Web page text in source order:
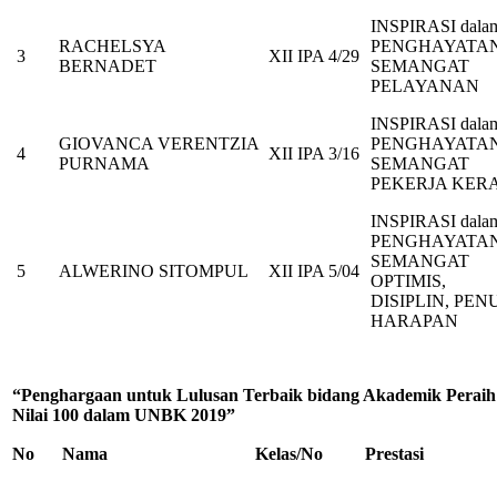
3
RACHELSYA
BERNADET
XII IPA 4/29
INSPIRASI
SEMANGAT
PELAYANAN
4
GIOVANCA VERENTZIA
PURNAMA
XII IPA 3/16
INSPIRASI
SEMANGAT
PEKERJA
5 ALWERINO SITOMPUL XII IPA 5/04
INSPIRASI
SEMANGAT
OPTIMIS,
DISIPLIN,
HARAPAN
“Penghargaan untuk Lulusan Terbaik bidang Akademik Peraih
Nilai 100 dalam UNBK 2019”
No Nama Kelas/No Prestasi